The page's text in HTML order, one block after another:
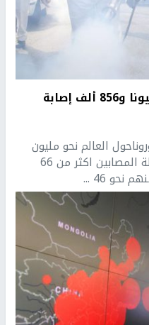
مليون و535 ألف وفاة و66 مليونا و856 ألف إصابة
العالم نحو مليون
و535 ألف وفاة، فيما بلغت حصيلة المصابين اكثر من 66